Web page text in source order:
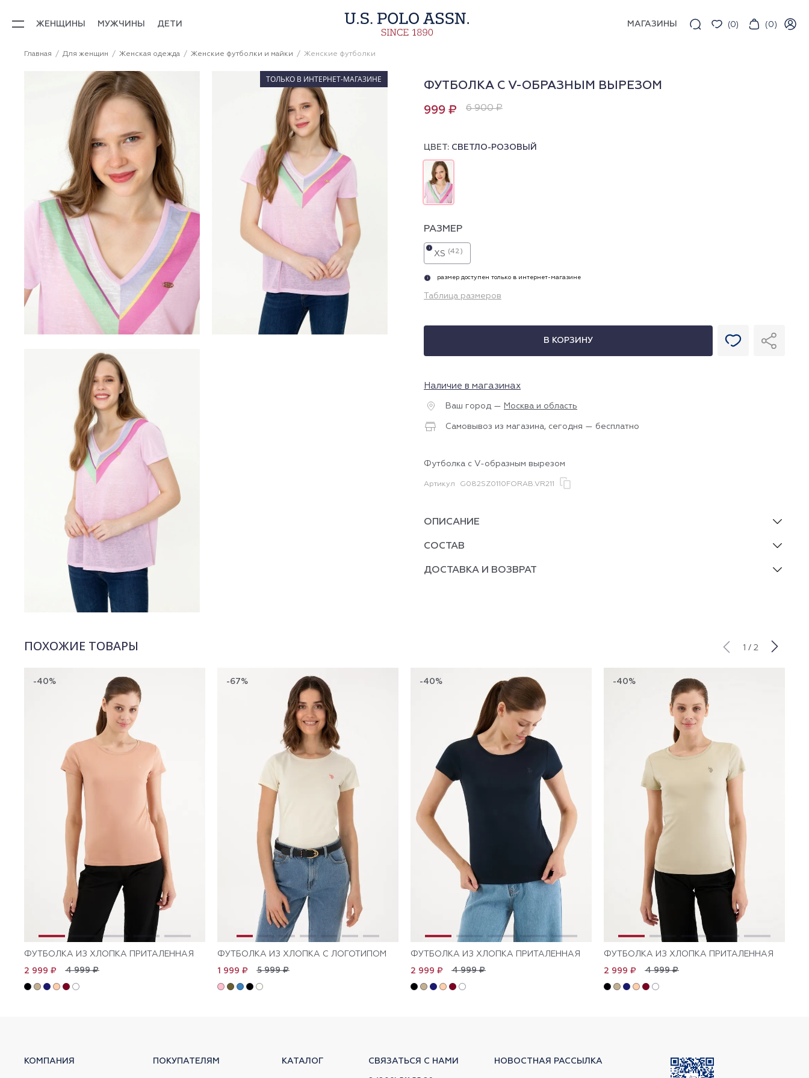
ЖЕНЩИНЫ МУЖЧИНЫ ДЕТИ МАГАЗИНЫ (0) (0)
Главная Для женщин Женская одежда Женские футболки и майки Женские футболки
ТОЛЬКО В ИНТЕРНЕТ-МАГАЗИНЕ
ФУТБОЛКА С V-ОБРАЗНЫМ ВЫРЕЗОМ
999 ₽ 6 900 ₽
ЦВЕТ: СВЕТЛО-РОЗОВЫЙ
РАЗМЕР
XS (42)
i
i размер доступен только в интернет-магазине
Таблица размеров
В КОРЗИНУ
Наличие в магазинах
Ваш город — Москва и область
Самовывоз из магазина, сегодня — бесплатно
Футболка с V-образным вырезом
Артикул G082SZ0110FORAB.VR211
ОПИСАНИЕ
СОСТАВ
ДОСТАВКА И ВОЗВРАТ
ПОХОЖИЕ ТОВАРЫ 1 / 2
-40%
ФУТБОЛКА ИЗ ХЛОПКА ПРИТАЛЕННАЯ
4 999 ₽
2 999 ₽
-67%
ФУТБОЛКА ИЗ ХЛОПКА С ЛОГОТИПОМ
5 999 ₽
1 999 ₽
-40%
ФУТБОЛКА ИЗ ХЛОПКА ПРИТАЛЕННАЯ
4 999 ₽
2 999 ₽
-40%
ФУТБОЛКА ИЗ ХЛОПКА ПРИТАЛЕННАЯ
4 999 ₽
2 999 ₽
КОМПАНИЯ ПОКУПАТЕЛЯМ КАТАЛОГ СВЯЗАТЬСЯ С НАМИ НОВОСТНАЯ РАССЫЛКА